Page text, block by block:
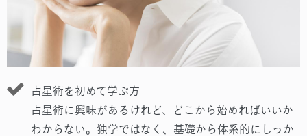
占星術を初めて学ぶ方
占星術に興味があるけれど、どこから始めればいいか
わからない。独学ではなく、基礎から体系的にしっか